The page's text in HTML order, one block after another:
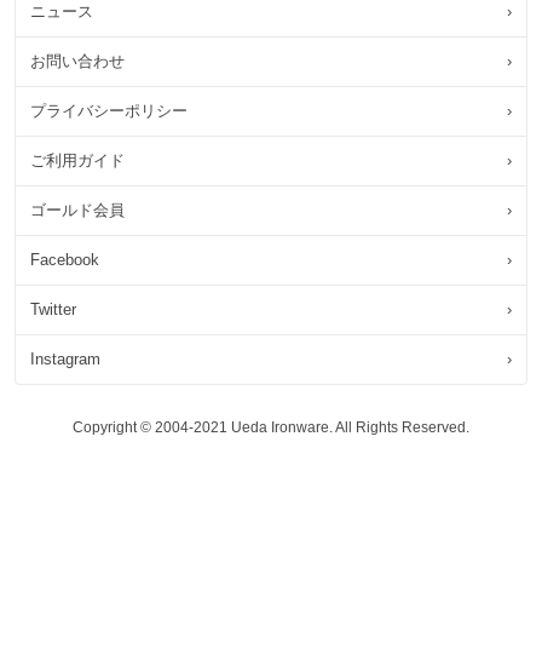
ニュース ›
お問い合わせ ›
プライバシーポリシー ›
ご利用ガイド ›
ゴールド会員 ›
Facebook ›
Twitter ›
Instagram ›
Copyright © 2004-2021 Ueda Ironware. All Rights Reserved.